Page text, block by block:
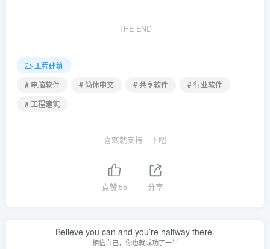
THE END
工程建筑
# 电脑软件
# 简体中文 # 共享软件
# 行业软件
# 工程建筑
喜欢就支持一下吧
点赞 55 分享
Believe you can and you’re halfway there.
相信自己，你也就成功了一半